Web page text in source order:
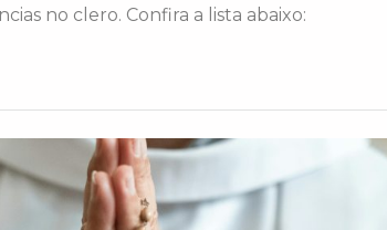
no clero. Confira a lista abaixo: